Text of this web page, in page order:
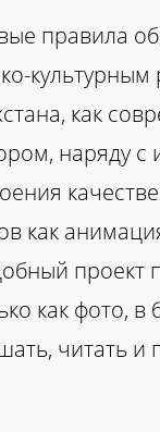
правила
как
наряду
как
как
читать